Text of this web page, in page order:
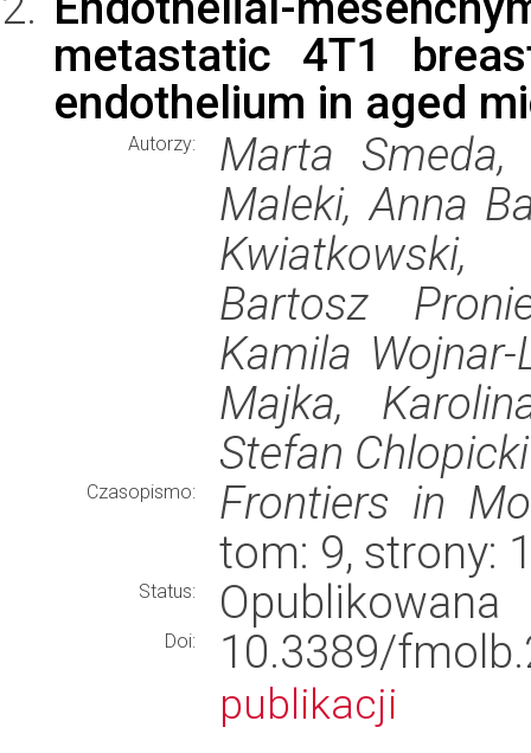
metastatic 4T1
endothelium in aged
Autorzy:
Marta
Maleki, Anna
Kwiatkowski,
Bartosz
Kamila
Majka,
Stefan Chlopicki
Czasopismo:
Frontiers in
tom: 9, strony:
Status: Opublikowana
Doi: 10.3389/
publikacji